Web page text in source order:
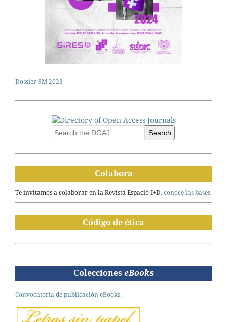
Dossier 8M 2023
Search
Colabora
Te invitamos a colaborar en la Revista Espacio I+D,conoce las bases.
Código de ética
Colecciones eBooks
Convocatoria de publicación eBooks.